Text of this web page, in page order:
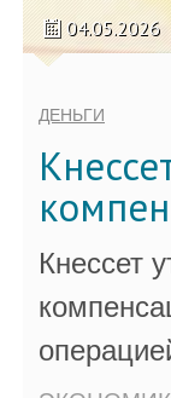
04.05.2026
ДЕНЬГИ
Кнессет